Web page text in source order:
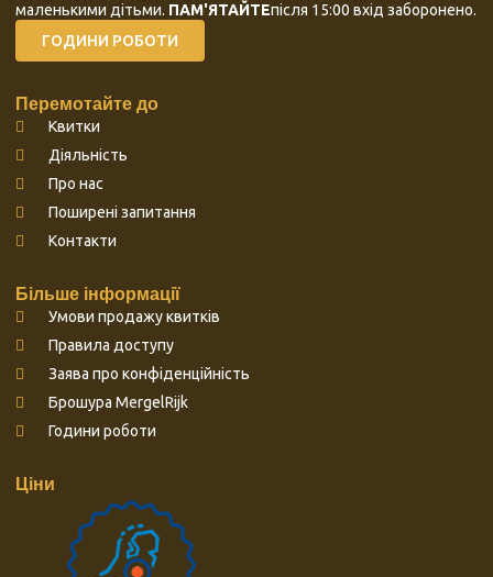
маленькими дітьми. ПАМ'ЯТАЙТЕпісля 15:00 вхід заборонено.
ГОДИНИ РОБОТИ
Перемотайте до
Квитки
Діяльність
Про нас
Поширені запитання
Контакти
Більше інформації
Умови продажу квитків
Правила доступу
Заява про конфіденційність
Брошура MergelRijk
Години роботи
Ціни